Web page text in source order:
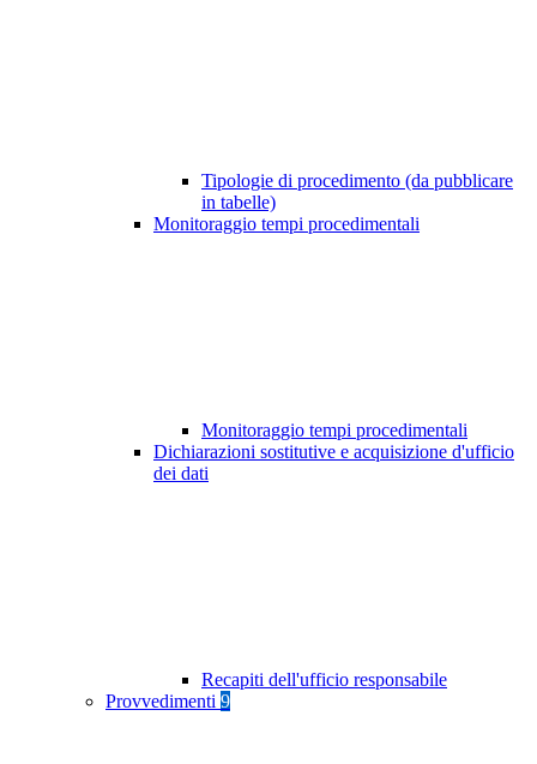
Tipologie di procedimento (da pubblicare
in tabelle)
Monitoraggio tempi procedimentali
Monitoraggio tempi procedimentali
Dichiarazioni sostitutive e acquisizione d'ufficio
dei dati
Recapiti dell'ufficio responsabile
Provvedimenti 9